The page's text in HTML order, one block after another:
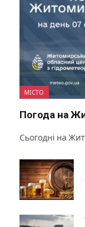
МІСТО
Погода на
Сьогодні на